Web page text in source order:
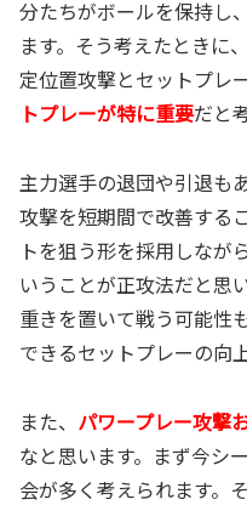
分たちがボールを保持し
ます。そう考えたときに
定位置攻撃とセットプレ
トプレーが特に重要だと
主力選手の退団や引退も
攻撃を短期間で改善する
トを狙う形を採用しなが
いうことが正攻法だと思
重きを置いて戦う可能性
できるセットプレーの向
また、 パワープレー攻撃
なと思います。まず今シ
会が多く考えられます。